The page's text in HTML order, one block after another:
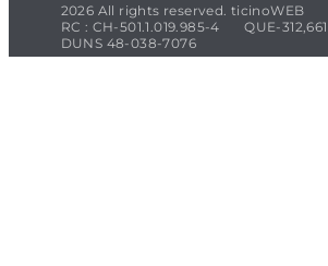
2026 All rights reserved. ticinoWEB
RC : CH-501.1.019.985-4
QUE-
DUNS 48-038-7076